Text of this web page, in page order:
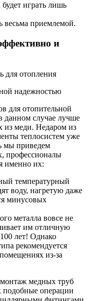
играть лишь
весьма приемлемой.
и
надежностью
для отопительной
данном случае лучше
из меди. Недаром из
теплосистем уже
мы приведем
профессионалы
именно их:
температурный
воду, нагретую даже
минусовых
металла вовсе не
им отличную
лет! Однако
рекомендуется
из-за
монтаж медных труб
подобные операции